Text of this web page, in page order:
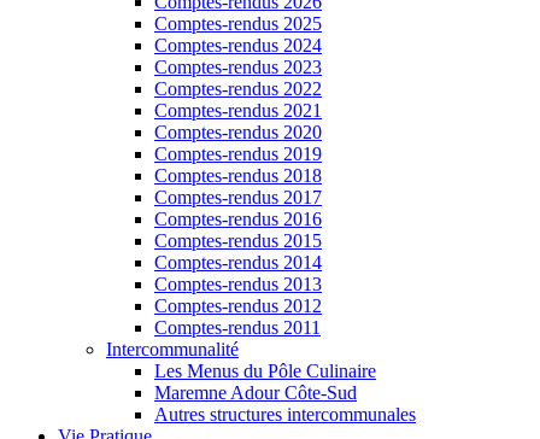
Comptes-rendus 2025
Comptes-rendus 2024
Comptes-rendus 2023
Comptes-rendus 2022
Comptes-rendus 2021
Comptes-rendus 2020
Comptes-rendus 2019
Comptes-rendus 2018
Comptes-rendus 2017
Comptes-rendus 2016
Comptes-rendus 2015
Comptes-rendus 2014
Comptes-rendus 2013
Comptes-rendus 2012
Comptes-rendus 2011
Intercommunalité
Les Menus du Pôle Culinaire
Maremne Adour Côte-Sud
Autres structures intercommunales